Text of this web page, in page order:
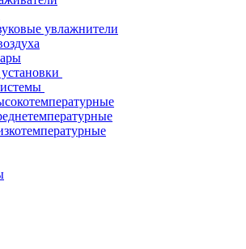
увлажнители